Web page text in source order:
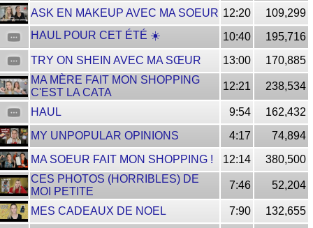
ASK EN MAKEUP AVEC MA SOEUR 12:20
109,299
HAUL POUR CET ÉTÉ ☀️
10:40
195,716
TRY ON SHEIN AVEC MA SŒUR
13:00
170,885
MA MÈRE FAIT MON SHOPPING
C'EST LA CATA
12:21 238,534
HAUL 9:54
162,432
MY UNPOPULAR OPINIONS
4:17
74,894
MA SOEUR FAIT MON SHOPPING !
12:14
380,500
CES PHOTOS (HORRIBLES) DE
MOI PETITE
7:46 52,204
MES CADEAUX DE NOEL 7:90
132,655